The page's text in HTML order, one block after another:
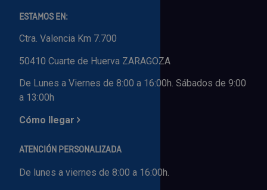
ESTAMOS EN:
Ctra. Valencia Km 7.700
50410 Cuarte de Huerva ZARAGOZA
De Lunes a Viernes de 8:00 a 16:00h. Sábados de 9:00
a 13:00h
Cómo llegar
ATENCIÓN PERSONALIZADA
De lunes a viernes de 8:00 a 16:00h.